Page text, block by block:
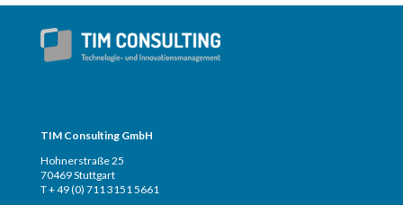
TIM Consulting GmbH
Hohnerstraße 25
70469 Stuttgart
T + 49 (0) 711 3151 5661